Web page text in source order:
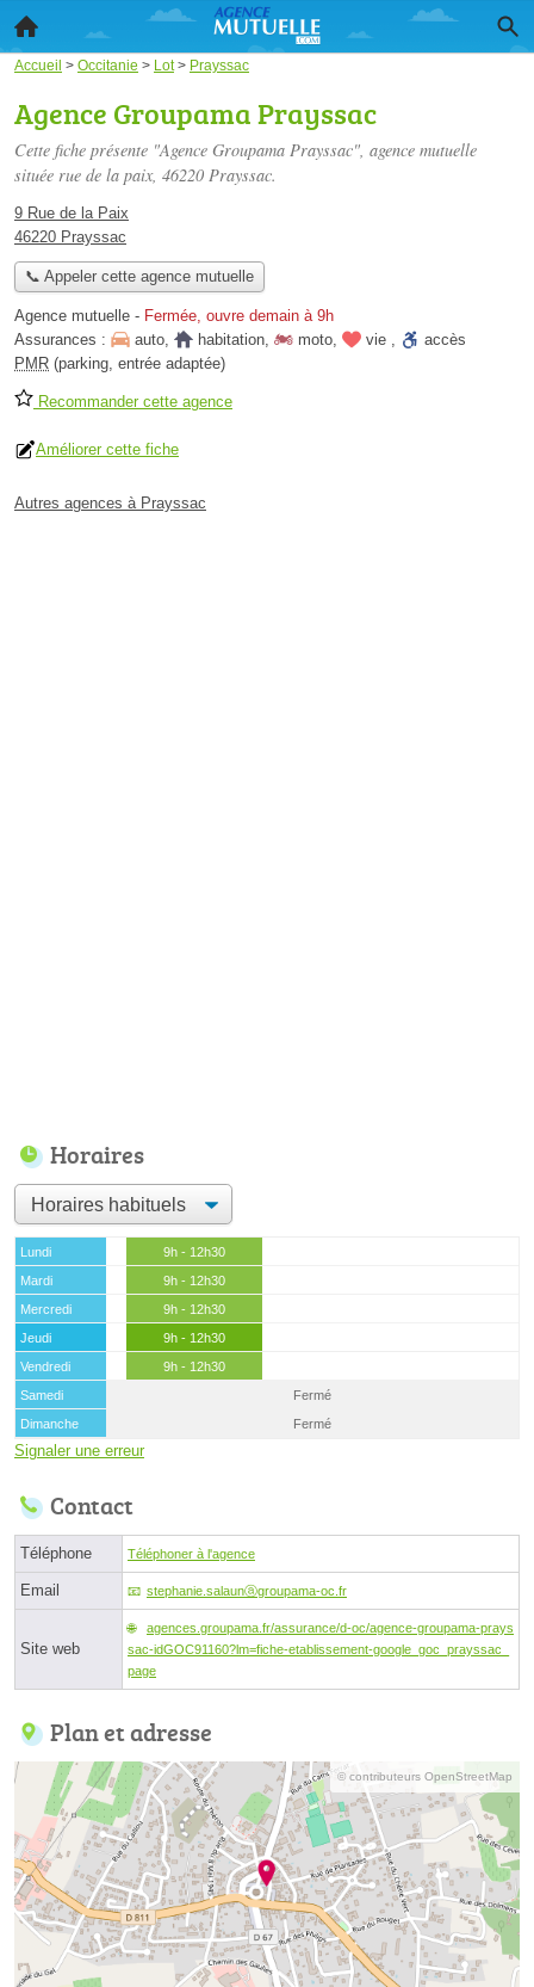
Accueil > Occitanie > Lot> Prayssac
Agence Groupama Prayssac
Cette fiche présente "Agence Groupama Prayssac", agence mutuelle
située rue de la paix, 46220 Prayssac.
9 Rue de la Paix
46220 Prayssac
📞 Appeler cette agence mutuelle
Agence mutuelle - Fermée, ouvre demain à 9h
Assurances :
auto, habitation, moto, vie ,
accès
PMR (parking, entrée adaptée)
Recommander cette agence
Améliorer cette fiche
Autres agences à Prayssac
Horaires
Lundi
9h - 12h30
Mardi
9h - 12h30
Mercredi
9h - 12h30
Jeudi
9h - 12h30
Vendredi
9h - 12h30
Samedi
Fermé
Dimanche
Fermé
Signaler une erreur
Contact
Téléphone Téléphoner à l'agence
Email stephanie.salaunⓐgroupama-oc.fr
Site web
agences.groupama.fr/assurance/d-oc/agence-groupama-prays
sac-idGOC91160?lm=fiche-etablissement-google_goc_prayssac_
page
Plan et adresse
© contributeurs OpenStreetMap